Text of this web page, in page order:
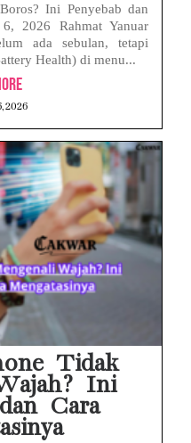
Ini Penyebab dan
2026 Rahmat Yanuar
ada sebulan, tetapi
Health) di menu...
2026
Tidak
Ini
Cara